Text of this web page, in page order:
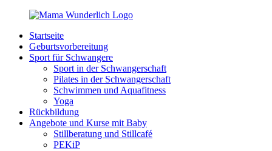
Zurück
Inhalt
MamaWunderlich.de
Mutti
sein
wunderbar!
Startseite
Geburtsvorbereitung
Sport für Schwangere
Sport in der Schwangerschaft
Pilates in der Schwangerschaft
Schwimmen und Aquafitness
Yoga
Rückbildung
Angebote und Kurse mit Baby
Stillberatung und Stillcafé
PEKiP